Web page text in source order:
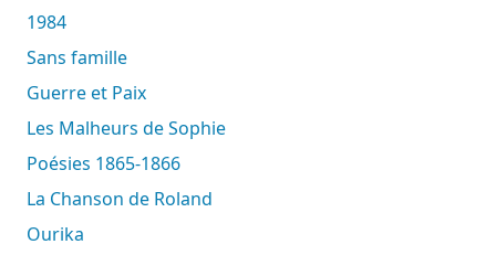
1984
Sans famille
Guerre et Paix
Les Malheurs de Sophie
Poésies 1865-1866
La Chanson de Roland
Ourika